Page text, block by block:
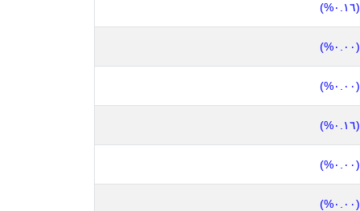
(٠.١٦%)
(٠.٠٠%)
(٠.٠٠%)
(٠.١٦%)
(٠.٠٠%)
(٠.٠٠%)